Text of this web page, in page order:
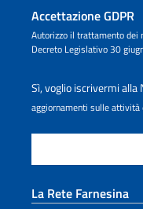
Accettazione GDPR
Autorizzo il trattamento dei
Decreto Legislativo 30
Sì, voglio iscrivermi
aggiornamenti sulle attività
La Rete Farnesina